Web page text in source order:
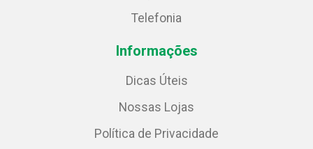
Telefonia
Informações
Dicas Úteis
Nossas Lojas
Política de Privacidade